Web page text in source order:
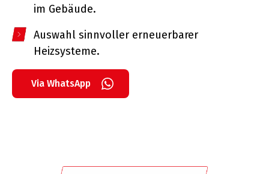
im Gebäude.
Auswahl sinnvoller erneuerbarer
Heizsysteme.
Via WhatsApp